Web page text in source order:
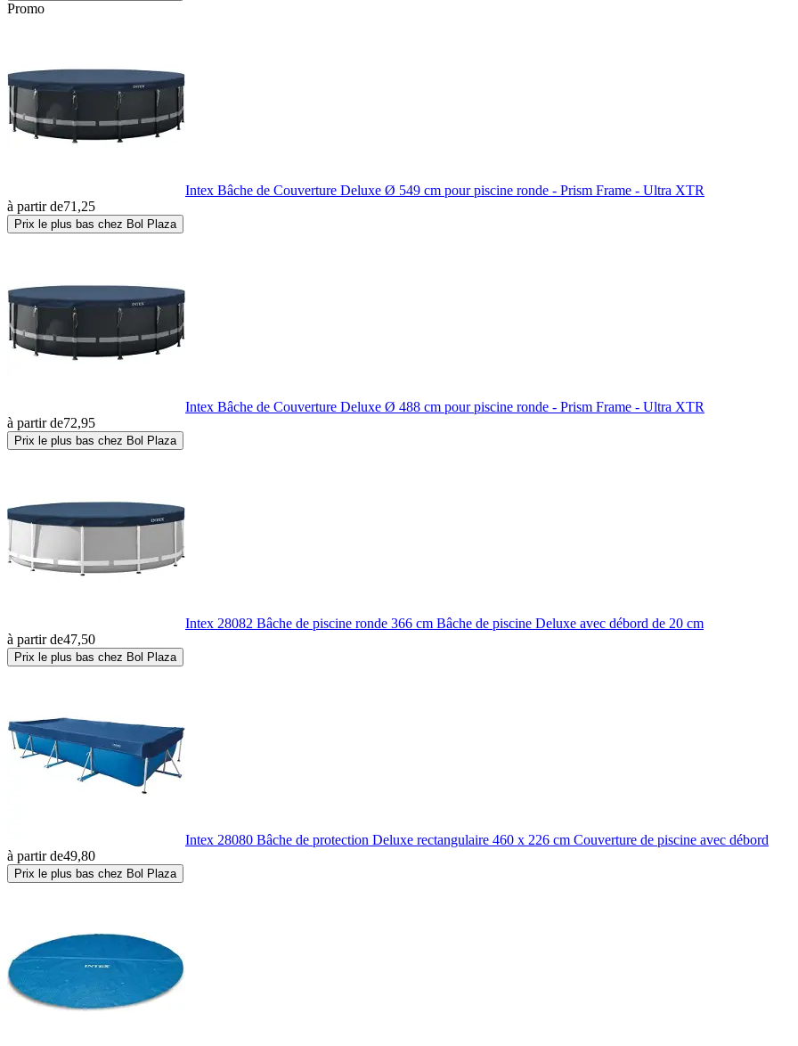
Promo
Intex Bâche de Couverture Deluxe Ø 549 cm pour piscine ronde - Prism Frame - Ultra XTR
à partir de71,25
Prix le plus bas chez Bol Plaza
Intex Bâche de Couverture Deluxe Ø 488 cm pour piscine ronde - Prism Frame - Ultra XTR
à partir de72,95
Prix le plus bas chez Bol Plaza
Intex 28082 Bâche de piscine ronde 366 cm Bâche de piscine Deluxe avec débord de 20 cm
à partir de47,50
Prix le plus bas chez Bol Plaza
Intex 28080 Bâche de protection Deluxe rectangulaire 460 x 226 cm Couverture de piscine avec débord
à partir de49,80
Prix le plus bas chez Bol Plaza